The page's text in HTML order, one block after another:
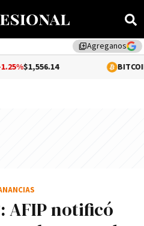
library_addAgreganos
0.19%
AFIP notificó